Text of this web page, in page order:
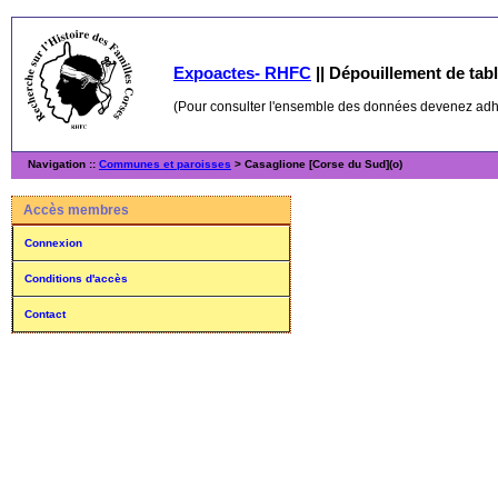
Expoactes- RHFC || Dépouillement de
(Pour consulter l'ensemble des données devenez
Navigation :: Communes et paroisses > Casaglione [Corse du Sud](o)
Accès membres
Connexion
Conditions d'accès
Contact